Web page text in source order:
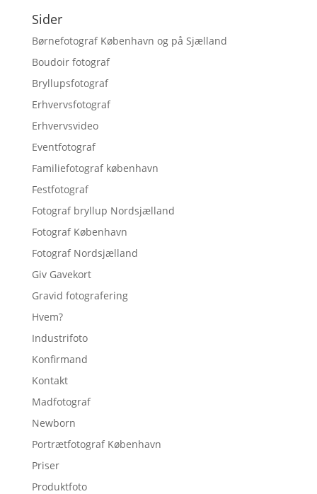
Sider
Børnefotograf København og på Sjælland
Boudoir fotograf
Bryllupsfotograf
Erhvervsfotograf
Erhvervsvideo
Eventfotograf
Familiefotograf københavn
Festfotograf
Fotograf bryllup Nordsjælland
Fotograf København
Fotograf Nordsjælland
Giv Gavekort
Gravid fotografering
Hvem?
Industrifoto
Konfirmand
Kontakt
Madfotograf
Newborn
Portrætfotograf København
Priser
Produktfoto